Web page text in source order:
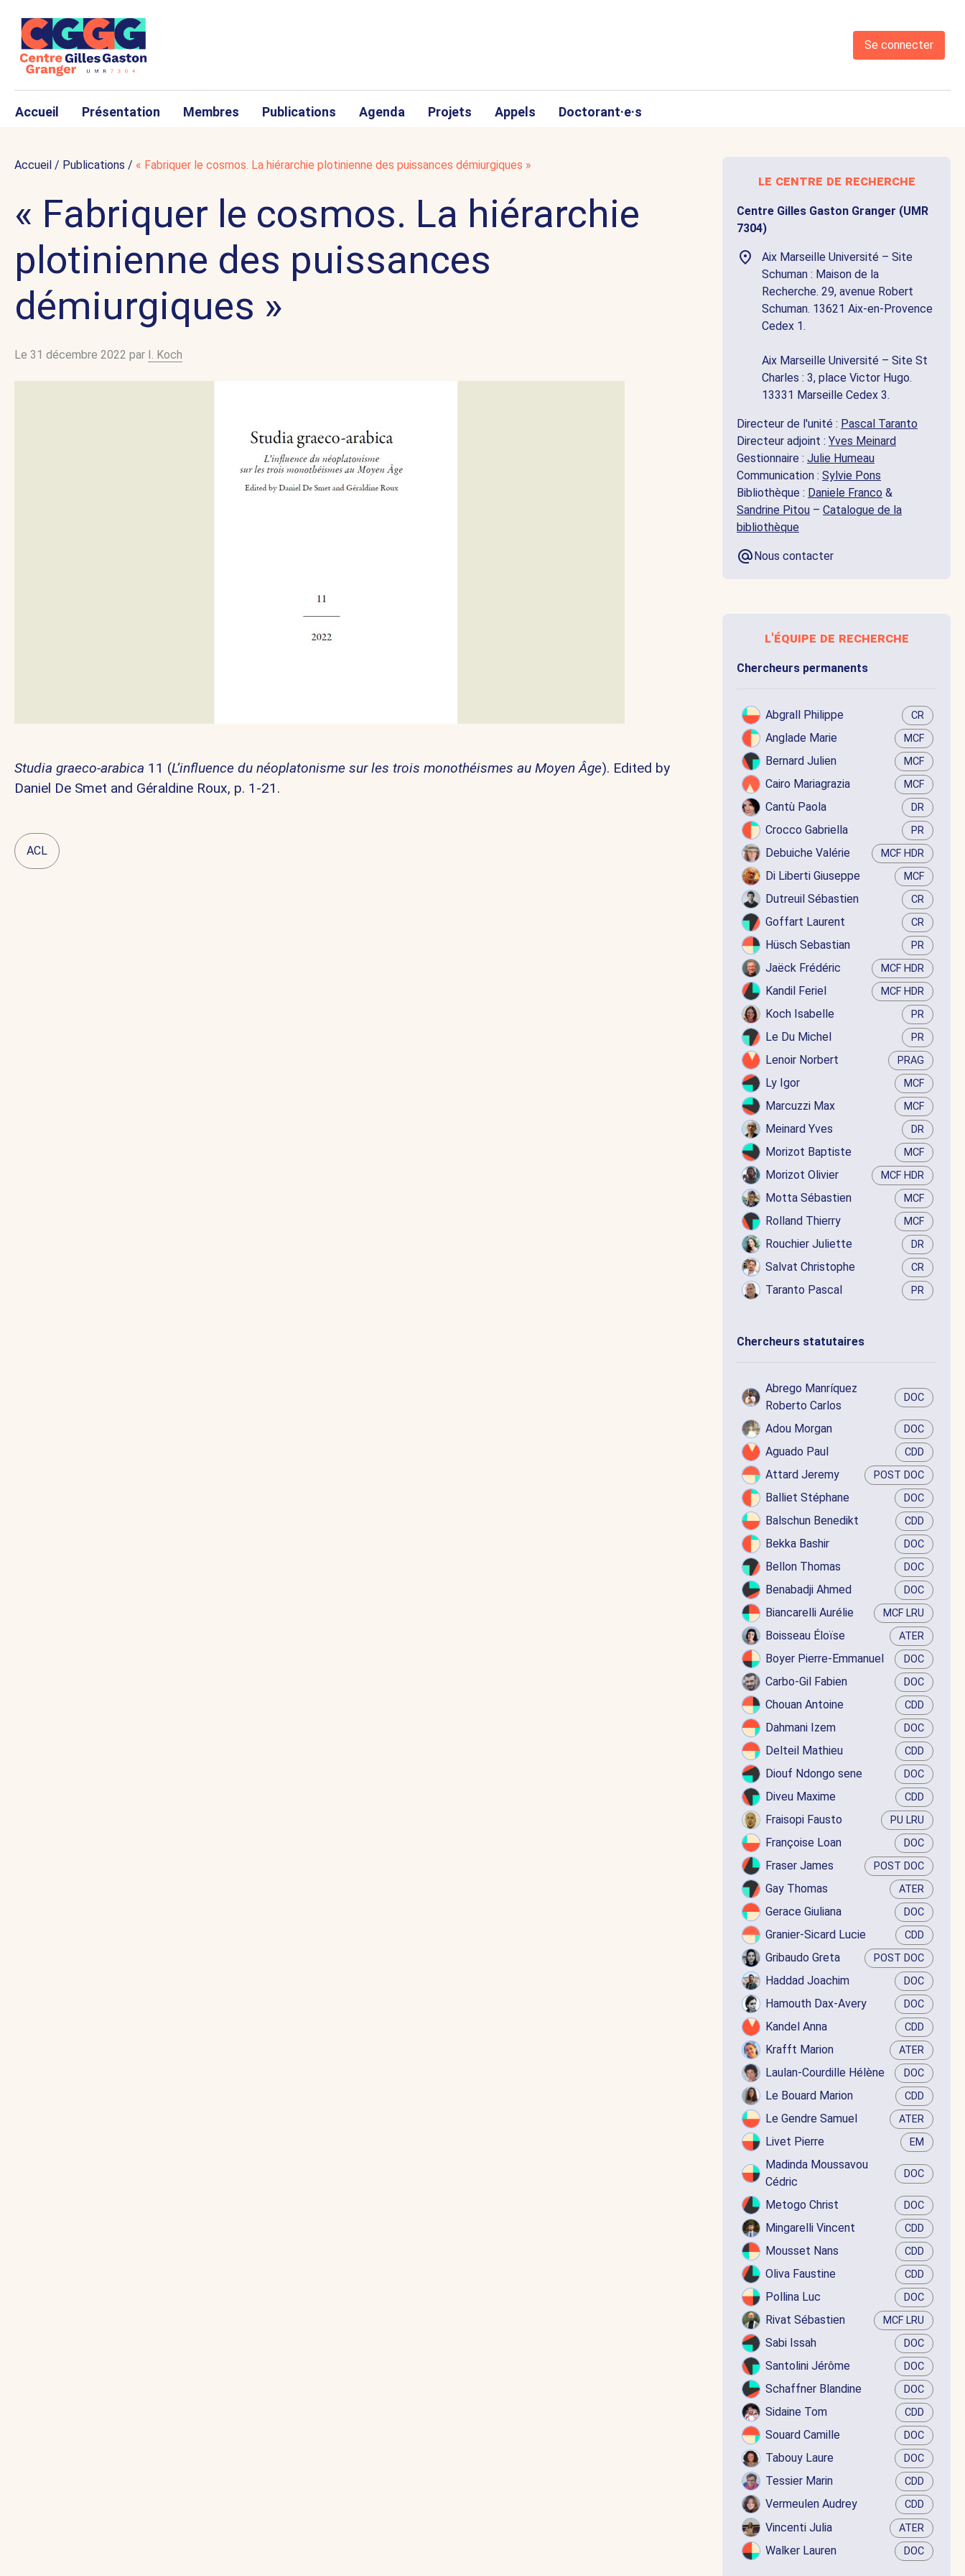
Se connecter
Accueil Présentation Membres Publications Agenda Projets Appels Doctorant·e·s
Accueil / Publications / « Fabriquer le cosmos. La hiérarchie plotinienne des puissances démiurgiques »
« Fabriquer le cosmos. La hiérarchie
plotinienne des puissances
démiurgiques »
Le 31 décembre 2022 par I. Koch
Studia graeco-arabica 11 (L’influence du néoplatonisme sur les trois monothéismes au Moyen Âge). Edited by
Daniel De Smet and Géraldine Roux, p. 1-21.
ACL
le centre de recherche
Centre Gilles Gaston Granger (UMR
7304)
Aix Marseille Université – Site
Schuman : Maison de la
Recherche. 29, avenue Robert
Schuman. 13621 Aix-en-Provence
Cedex 1.
Aix Marseille Université – Site St
Charles : 3, place Victor Hugo.
13331 Marseille Cedex 3.
Directeur de l'unité : Pascal Taranto
Directeur adjoint : Yves Meinard
Gestionnaire : Julie Humeau
Communication : Sylvie Pons
Bibliothèque : Daniele Franco &
Sandrine Pitou – Catalogue de la
bibliothèque
Nous contacter
l'équipe de recherche
Chercheurs permanents
Abgrall Philippe CR
Anglade Marie MCF
Bernard Julien MCF
Cairo Mariagrazia MCF
Cantù Paola DR
Crocco Gabriella PR
Debuiche Valérie MCF HDR
Di Liberti Giuseppe MCF
Dutreuil Sébastien CR
Goffart Laurent CR
Hüsch Sebastian PR
Jaëck Frédéric MCF HDR
Kandil Feriel MCF HDR
Koch Isabelle PR
Le Du Michel PR
Lenoir Norbert PRAG
Ly Igor MCF
Marcuzzi Max MCF
Meinard Yves DR
Morizot Baptiste MCF
Morizot Olivier MCF HDR
Motta Sébastien MCF
Rolland Thierry MCF
Rouchier Juliette DR
Salvat Christophe CR
Taranto Pascal PR
Chercheurs statutaires
Abrego Manríquez
Roberto Carlos
DOC
Adou Morgan DOC
Aguado Paul CDD
Attard Jeremy POST DOC
Balliet Stéphane DOC
Balschun Benedikt CDD
Bekka Bashir DOC
Bellon Thomas DOC
Benabadji Ahmed DOC
Biancarelli Aurélie MCF LRU
Boisseau Éloïse ATER
Boyer Pierre-Emmanuel DOC
Carbo-Gil Fabien DOC
Chouan Antoine CDD
Dahmani Izem DOC
Delteil Mathieu CDD
Diouf Ndongo sene DOC
Diveu Maxime CDD
Fraisopi Fausto PU LRU
Françoise Loan DOC
Fraser James POST DOC
Gay Thomas ATER
Gerace Giuliana DOC
Granier-Sicard Lucie CDD
Gribaudo Greta POST DOC
Haddad Joachim DOC
Hamouth Dax-Avery DOC
Kandel Anna CDD
Krafft Marion ATER
Laulan-Courdille Hélène DOC
Le Bouard Marion CDD
Le Gendre Samuel ATER
Livet Pierre EM
Madinda Moussavou
Cédric
DOC
Metogo Christ DOC
Mingarelli Vincent CDD
Mousset Nans CDD
Oliva Faustine CDD
Pollina Luc DOC
Rivat Sébastien MCF LRU
Sabi Issah DOC
Santolini Jérôme DOC
Schaffner Blandine DOC
Sidaine Tom CDD
Souard Camille DOC
Tabouy Laure DOC
Tessier Marin CDD
Vermeulen Audrey CDD
Vincenti Julia ATER
Walker Lauren DOC